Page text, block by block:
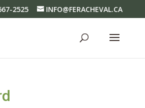
2525 INFO@FERACHEVAL.CA